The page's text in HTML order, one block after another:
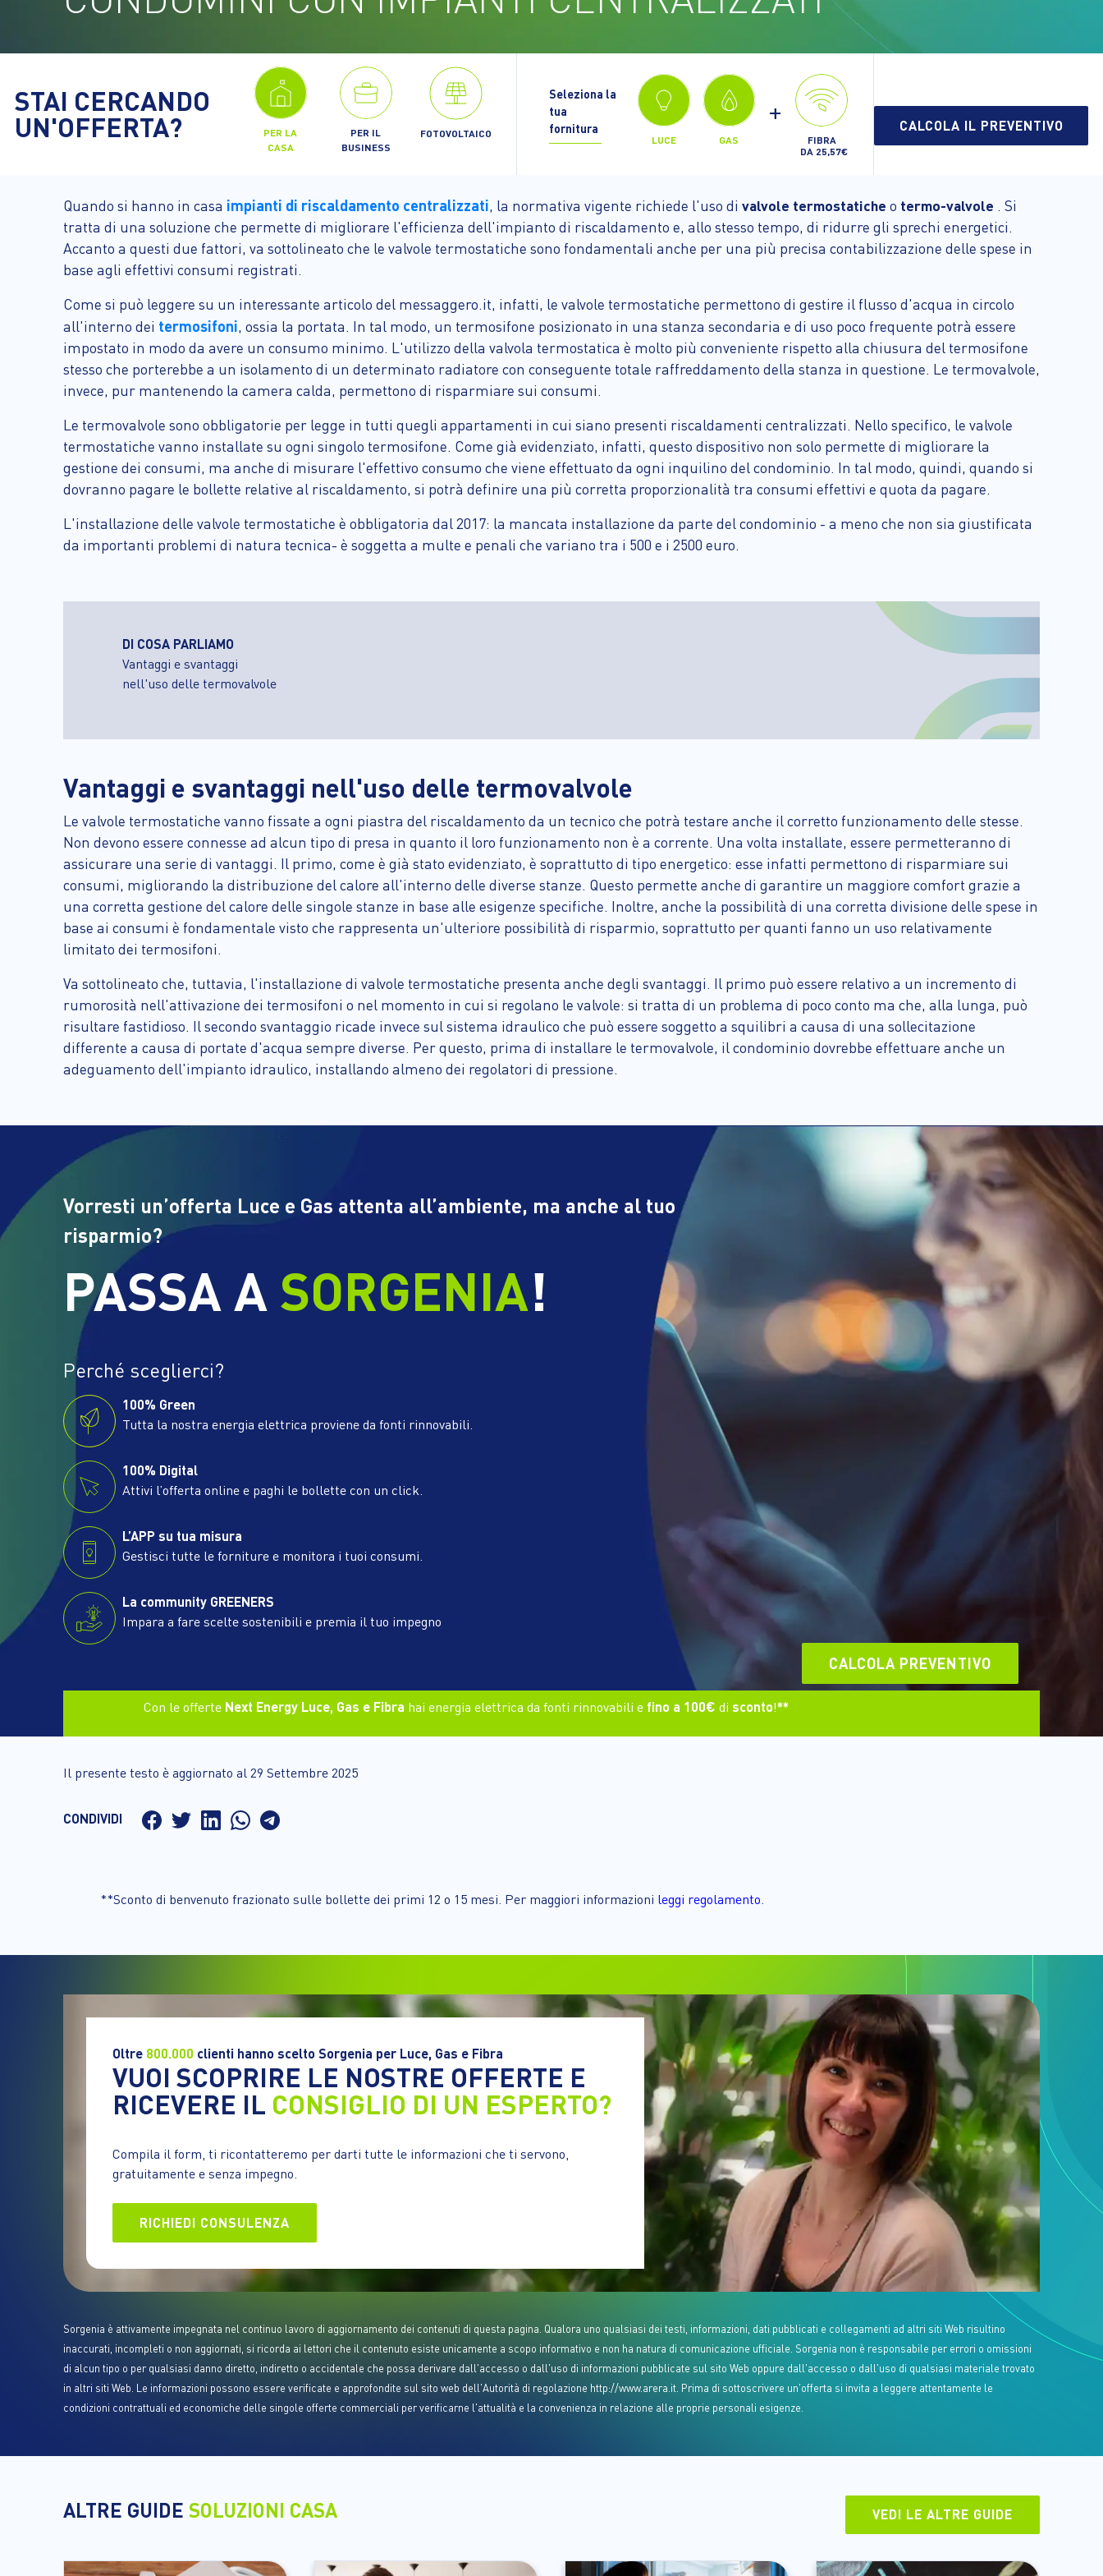
STAI CERCANDO
UN'OFFERTA?
PER LA
CASA
PER IL
BUSINESS
FOTOVOLTAICO
Seleziona la
tua
fornitura
LUCE GAS
+
FIBRA
DA 25,57€
CALCOLA IL PREVENTIVO
Quando si hanno in casa impianti di riscaldamento centralizzati, la normativa vigente richiede l'uso di valvole termostatiche o termo-valvole . Si
tratta di una soluzione che permette di migliorare l'efficienza dell'impianto di riscaldamento e, allo stesso tempo, di ridurre gli sprechi energetici.
Accanto a questi due fattori, va sottolineato che le valvole termostatiche sono fondamentali anche per una più precisa contabilizzazione delle spese in
base agli effettivi consumi registrati.
Come si può leggere su un interessante articolo del messaggero.it, infatti, le valvole termostatiche permettono di gestire il flusso d'acqua in circolo
all'interno dei termosifoni, ossia la portata. In tal modo, un termosifone posizionato in una stanza secondaria e di uso poco frequente potrà essere
impostato in modo da avere un consumo minimo. L'utilizzo della valvola termostatica è molto più conveniente rispetto alla chiusura del termosifone
stesso che porterebbe a un isolamento di un determinato radiatore con conseguente totale raffreddamento della stanza in questione. Le termovalvole,
invece, pur mantenendo la camera calda, permettono di risparmiare sui consumi.
Le termovalvole sono obbligatorie per legge in tutti quegli appartamenti in cui siano presenti riscaldamenti centralizzati. Nello specifico, le valvole
termostatiche vanno installate su ogni singolo termosifone. Come già evidenziato, infatti, questo dispositivo non solo permette di migliorare la
gestione dei consumi, ma anche di misurare l'effettivo consumo che viene effettuato da ogni inquilino del condominio. In tal modo, quindi, quando si
dovranno pagare le bollette relative al riscaldamento, si potrà definire una più corretta proporzionalità tra consumi effettivi e quota da pagare.
L'installazione delle valvole termostatiche è obbligatoria dal 2017: la mancata installazione da parte del condominio - a meno che non sia giustificata
da importanti problemi di natura tecnica- è soggetta a multe e penali che variano tra i 500 e i 2500 euro.
DI COSA PARLIAMO
Vantaggi e svantaggi
nell'uso delle termovalvole
Vantaggi e svantaggi nell'uso delle termovalvole
Le valvole termostatiche vanno fissate a ogni piastra del riscaldamento da un tecnico che potrà testare anche il corretto funzionamento delle stesse.
Non devono essere connesse ad alcun tipo di presa in quanto il loro funzionamento non è a corrente. Una volta installate, essere permetteranno di
assicurare una serie di vantaggi. Il primo, come è già stato evidenziato, è soprattutto di tipo energetico: esse infatti permettono di risparmiare sui
consumi, migliorando la distribuzione del calore all'interno delle diverse stanze. Questo permette anche di garantire un maggiore comfort grazie a
una corretta gestione del calore delle singole stanze in base alle esigenze specifiche. Inoltre, anche la possibilità di una corretta divisione delle spese in
base ai consumi è fondamentale visto che rappresenta un'ulteriore possibilità di risparmio, soprattutto per quanti fanno un uso relativamente
limitato dei termosifoni.
Va sottolineato che, tuttavia, l'installazione di valvole termostatiche presenta anche degli svantaggi. Il primo può essere relativo a un incremento di
rumorosità nell'attivazione dei termosifoni o nel momento in cui si regolano le valvole: si tratta di un problema di poco conto ma che, alla lunga, può
risultare fastidioso. Il secondo svantaggio ricade invece sul sistema idraulico che può essere soggetto a squilibri a causa di una sollecitazione
differente a causa di portate d'acqua sempre diverse. Per questo, prima di installare le termovalvole, il condominio dovrebbe effettuare anche un
adeguamento dell'impianto idraulico, installando almeno dei regolatori di pressione.
Vorresti un’offerta Luce e Gas attenta all’ambiente, ma anche al tuo
risparmio?
PASSA A SORGENIA!
Perché sceglierci?
100% Green
Tutta la nostra energia elettrica proviene da fonti rinnovabili.
100% Digital
Attivi l’offerta online e paghi le bollette con un click.
L’APP su tua misura
Gestisci tutte le forniture e monitora i tuoi consumi.
La community GREENERS
Impara a fare scelte sostenibili e premia il tuo impegno
CALCOLA PREVENTIVO
Con le offerte Next Energy Luce, Gas e Fibra hai energia elettrica da fonti rinnovabili e fino a 100€ di sconto!**
Il presente testo è aggiornato al 29 Settembre 2025
CONDIVIDI
**Sconto di benvenuto frazionato sulle bollette dei primi 12 o 15 mesi. Per maggiori informazioni leggi regolamento
Oltre 800.000 clienti hanno scelto Sorgenia per Luce, Gas e Fibra
VUOI SCOPRIRE LE NOSTRE OFFERTE E
RICEVERE IL CONSIGLIO DI UN ESPERTO?
Compila il form, ti ricontatteremo per darti tutte le informazioni che ti servono,
gratuitamente e senza impegno.
RICHIEDI CONSULENZA
Sorgenia è attivamente impegnata nel continuo lavoro di aggiornamento dei contenuti di questa pagina. Qualora uno qualsiasi dei testi, informazioni, dati pubblicati e collegamenti ad altri siti Web risultino
inaccurati, incompleti o non aggiornati, si ricorda ai lettori che il contenuto esiste unicamente a scopo informativo e non ha natura di comunicazione ufficiale. Sorgenia non è responsabile per errori o omissioni
di alcun tipo o per qualsiasi danno diretto, indiretto o accidentale che possa derivare dall'accesso o dall'uso di informazioni pubblicate sul sito Web oppure dall'accesso o dall'uso di qualsiasi materiale trovato
in altri siti Web. Le informazioni possono essere verificate e approfondite sul sito web dell'Autorità di regolazione http://www.arera.it. Prima di sottoscrivere un'offerta si invita a leggere attentamente le
condizioni contrattuali ed economiche delle singole offerte commerciali per verificarne l'attualità e la convenienza in relazione alle proprie personali esigenze.
ALTRE GUIDE SOLUZIONI CASA VEDI LE ALTRE GUIDE